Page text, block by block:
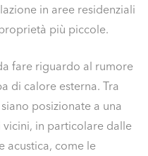
in aree residenziali
più piccole.
fare riguardo al rumore
di calore esterna. Tra
posizionate a una
in particolare dalle
acustica, come le